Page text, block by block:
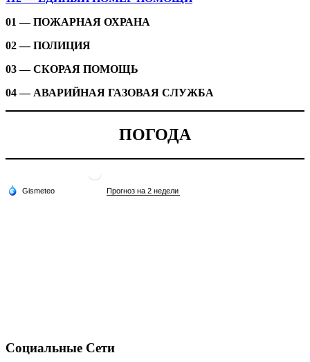
01 — ПОЖАРНАЯ ОХРАНА
02 — ПОЛИЦИЯ
03 — СКОРАЯ ПОМОЩЬ
04 — АВАРИЙНАЯ ГАЗОВАЯ СЛУЖБА
ПОГОДА
Социальные Сети